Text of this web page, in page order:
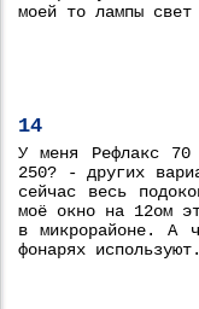
моей то лампы
14
У меня Рефлакс
250? - других
сейчас весь
моё окно на 12ом
в микрорайоне. А
фонарях